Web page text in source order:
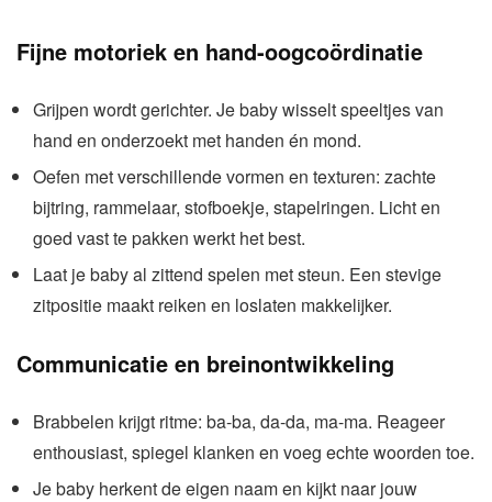
Fijne motoriek en hand-oogcoördinatie
Grijpen wordt gerichter. Je baby wisselt speeltjes van
hand en onderzoekt met handen én mond.
Oefen met verschillende vormen en texturen: zachte
bijtring, rammelaar, stofboekje, stapelringen. Licht en
goed vast te pakken werkt het best.
Laat je baby al zittend spelen met steun. Een stevige
zitpositie maakt reiken en loslaten makkelijker.
Communicatie en breinontwikkeling
Brabbelen krijgt ritme: ba-ba, da-da, ma-ma. Reageer
enthousiast, spiegel klanken en voeg echte woorden toe.
Je baby herkent de eigen naam en kijkt naar jouw